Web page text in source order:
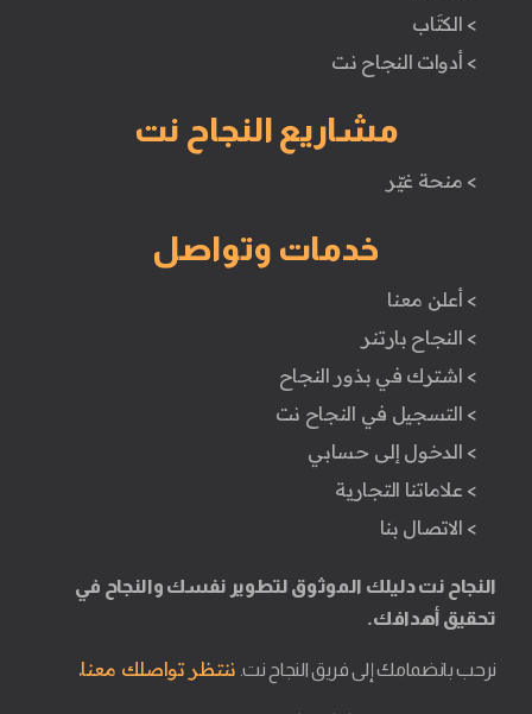
> الكتَاب
> أدوات النجاح نت
مشاريع النجاح نت
> منحة غيّر
خدمات وتواصل
> أعلن معنا
> النجاح بارتنر
> اشترك في بذور النجاح
> التسجيل في النجاح نت
> الدخول إلى حسابي
> علاماتنا التجارية
> الاتصال بنا
النجاح نت دليلك الموثوق لتطوير نفسك والنجاح في
تحقيق أهدافك.
نرحب بانضمامك إلى فريق النجاح نت. ننتظر تواصلك معنا.